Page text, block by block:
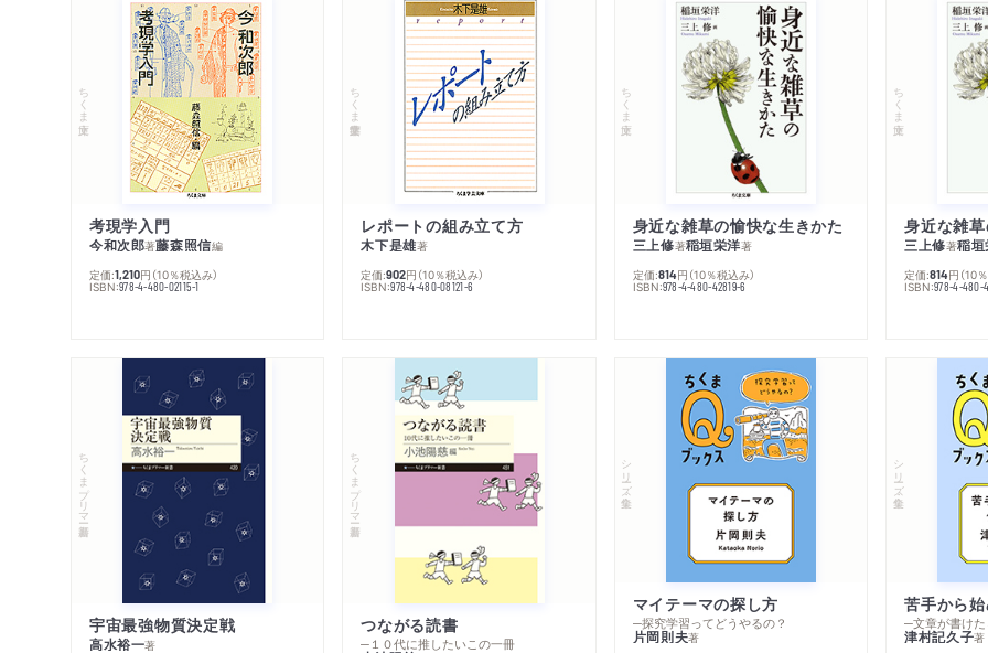
ちくま文庫
考現学入門
今和次郎著藤森照信編
定価:1,210円 （10％税込み）
ISBN:978-4-480-02115-1
ちくま学芸文庫
レポートの組み立て方
木下是雄著
定価:902円 （10％税込み）
ISBN:978-4-480-08121-6
ちくま文庫
身近な雑草の愉快な生きかた
三上修著稲垣栄洋著
定価:814円 （10％税込み）
ISBN:978-4-480-42819-6
ちくま文庫
身近な雑
三上修著稲
定価:814円 （10
ISBN:978-4-480-
ちくまプリマー新書
宇宙最強物質決定戦
高水裕一著
ちくまプリマー新書
つながる読書
─１０代に推したいこの一冊
シリーズ・全集
マイテーマの探し方
─探究学習ってどうやるの？
片岡則夫著
シリーズ・全集
苦手から
─文章が書けた
津村記久子著